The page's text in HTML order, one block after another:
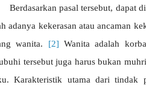
Berdasarkanpasal tersebut, dapat
adanya kekerasan atau ancaman
wanita. [2] Wanita adalah
tersebut juga harus bukan
Karakteristik utama dari tindak